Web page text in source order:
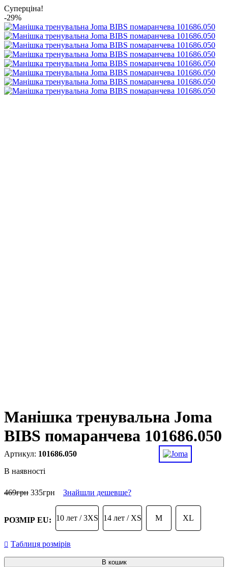
Суперціна!
-29%
Манішка тренувальна Joma
BIBS помаранчева 101686.050
101686.050
В наявності
469грн 335грн Знайшли дешевше?
РОЗМІР EU: 10 лет / 3XS 14 лет / XS M XL
Таблиця розмірів
В кошик